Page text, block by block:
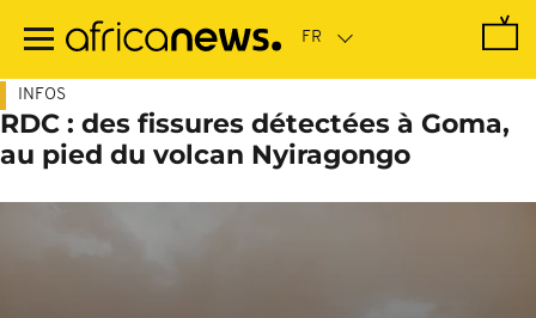
contenu
INFOS
RDC : des fissures détectées à Goma,
au pied du volcan Nyiragongo